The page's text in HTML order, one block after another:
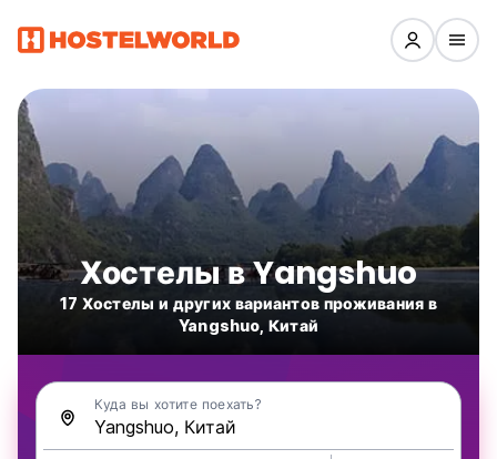
Хостелы в Yangshuo
17 Хостелы и других вариантов проживания в
Yangshuo, Китай
Куда вы хотите поехать?